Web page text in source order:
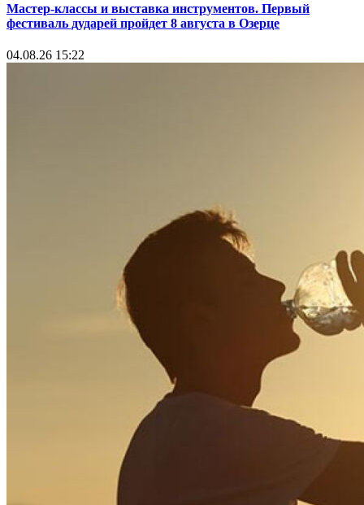
Мастер-классы и выставка инструментов. Первый
фестиваль дударей пройдет 8 августа в Озерце
04.08.26 15:22